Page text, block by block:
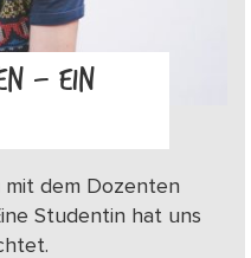
– EIN
mit dem Dozenten
Studentin hat uns